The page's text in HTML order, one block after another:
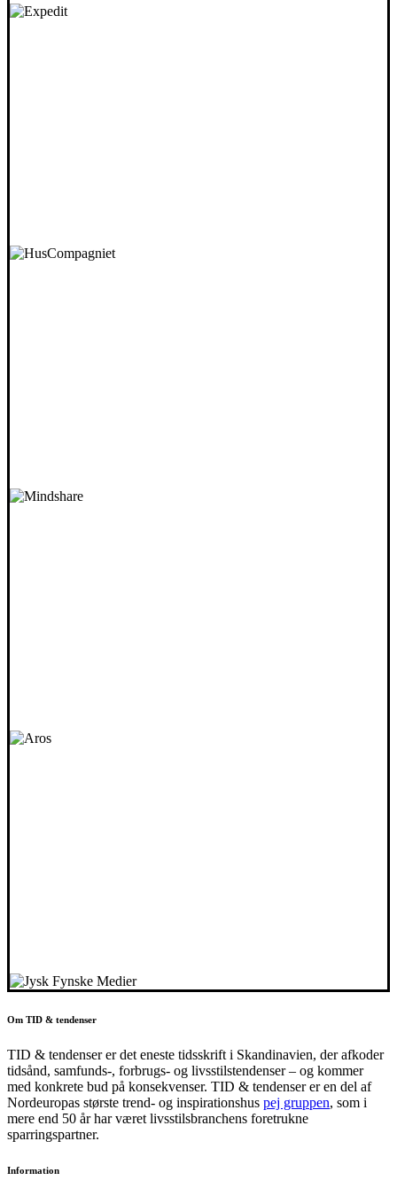
Om TID & tendenser
TID & tendenser er det eneste tidsskrift i Skandinavien, der afkoder
tidsånd, samfunds-, forbrugs- og livsstilstendenser – og kommer
med konkrete bud på konsekvenser. TID & tendenser er en del af
Nordeuropas største trend- og inspirationshus pej gruppen, som i
mere end 50 år har været livsstilsbranchens foretrukne
sparringspartner.
Information